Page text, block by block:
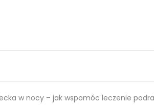
w nocy – jak wspomóc leczenie